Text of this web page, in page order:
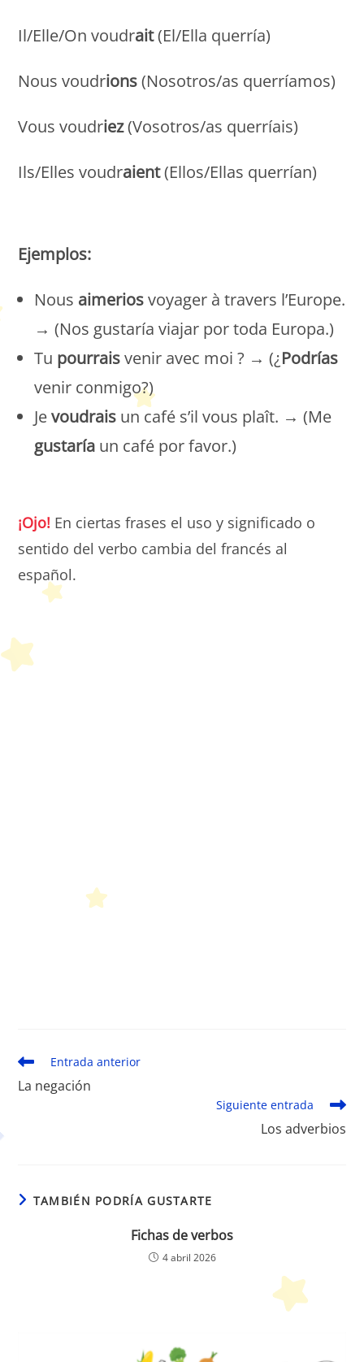
Il/Elle/On voudrait(El/Ella querría)
Nous voudrions(Nosotros/as querríamos)
Vous voudriez(Vosotros/as querríais)
Ils/Elles voudraient(Ellos/Ellas querrían)
Ejemplos:
Nous aimeriosvoyager à travers l’Europe.
→ (Nos gustaría viajar por toda Europa.)
Tu pourraisvenir avec moi ? → (¿Podrías
venir conmigo?)
Jevoudrais un café s’il vous plaît. → (Me
gustaría un café por favor.)
¡Ojo! En ciertas frases el uso y significado o
sentido del verbo cambia del francés al
español.
Leer
artículos
Entrada anterior
La negación
Siguiente entrada
Los adverbios
TAMBIÉN PODRÍA GUSTARTE
Fichas de verbos
4 abril 2026